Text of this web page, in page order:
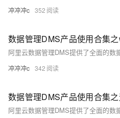
冲冲冲c 352
冲冲冲c 342